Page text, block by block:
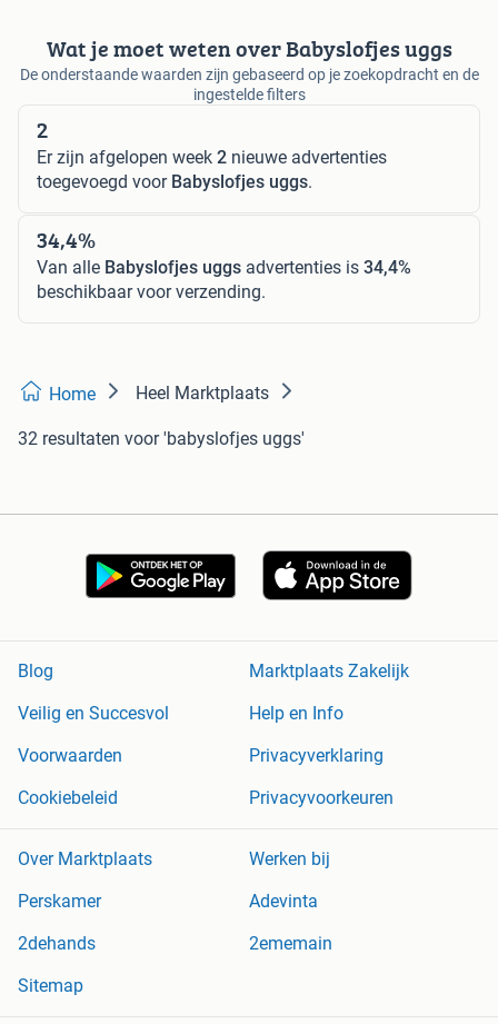
Wat je moet weten over Babyslofjes uggs
De onderstaande waarden zijn gebaseerd op je zoekopdracht en de
ingestelde filters
2
Er zijn afgelopen week 2 nieuwe advertenties
toegevoegd voor Babyslofjes uggs.
34,4%
Van alle Babyslofjes uggs advertenties is 34,4%
beschikbaar voor verzending.
Home Heel Marktplaats
32 resultaten voor 'babyslofjes uggs'
Blog
Marktplaats Zakelijk
Veilig en Succesvol
Help en Info
Voorwaarden
Privacyverklaring
Cookiebeleid
Privacyvoorkeuren
Over Marktplaats
Werken bij
Perskamer
Adevinta
2dehands
2ememain
Sitemap